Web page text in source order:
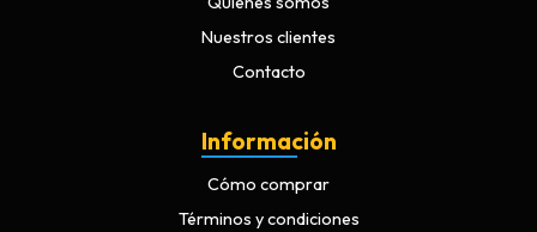
Nuestros clientes
Contacto
Información
Cómo comprar
Términos y condiciones